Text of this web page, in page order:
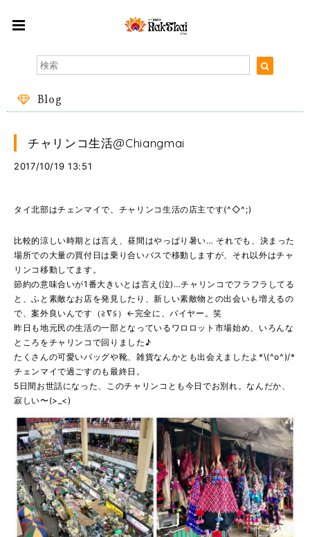
Blog
チャリンコ生活@Chiangmai
2017/10/19 13:51
タイ北部はチェンマイで、チャリンコ生活の店主です(^◇^;)
比較的涼しい時期とは言え、昼間はやっぱり暑い… それでも、決まった
場所での大量の買付日は乗り合いバスで移動しますが、それ以外はチャ
リンコ移動してます。
節約の意味合いが1番大きいとは言え(泣)…チャリンコでフラフラしてる
と、ふと素敵なお店を発見したり、新しい素敵物との出会いも増えるの
で、案外良いんです（≧∇≦）←完全に、バイヤー。笑
昨日も地元民の生活の一部となっているワロロット市場始め、いろんな
ところをチャリンコで回りました♪
たくさんの可愛いバッグや靴、雑貨なんかとも出会えましたよ*\(^o^)/*
チェンマイで過ごすのも最終日。
5日間お世話になった、このチャリンコとも今日でお別れ。なんだか、
寂しい〜(>_<)